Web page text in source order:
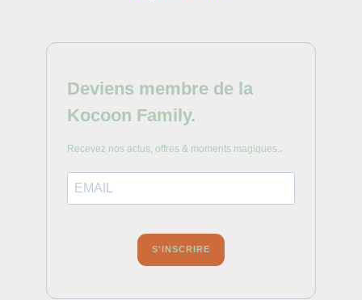
Deviens membre de la
Kocoon Family.
Recevez nos actus, offres & moments magiques. .
S'INSCRIRE